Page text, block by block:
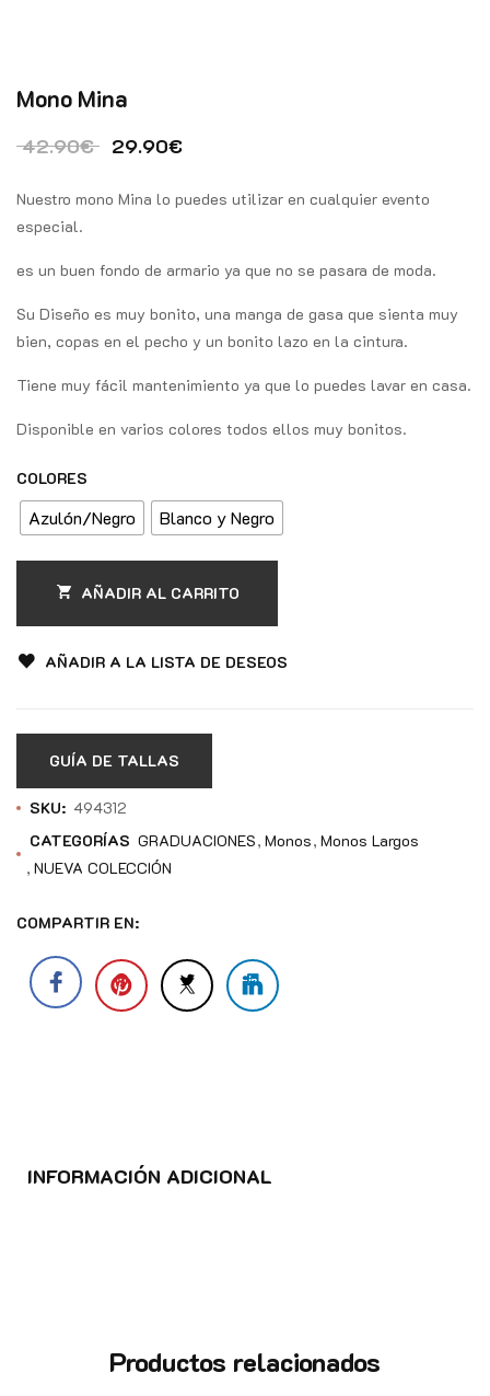
Mono Mina
42.90€ El precio original era: 42.90€.
29.90€El precio actual es: 29.90€.
Nuestro mono Mina lo puedes utilizar en cualquier evento
especial.
es un buen fondo de armario ya que no se pasara de moda.
Su Diseño es muy bonito, una manga de gasa que sienta muy
bien, copas en el pecho y un bonito lazo en la cintura.
Tiene muy fácil mantenimiento ya que lo puedes lavar en casa.
Disponible en varios colores todos ellos muy bonitos.
COLORES
Azulón/Negro Blanco y Negro
AÑADIR AL CARRITO
AÑADIR A LA LISTA DE DESEOS
GUÍA DE TALLAS
SKU: 494312
CATEGORÍAS GRADUACIONES Monos Monos Largos
NUEVA COLECCIÓN
COMPARTIR EN:
INFORMACIÓN ADICIONAL
Productos relacionados